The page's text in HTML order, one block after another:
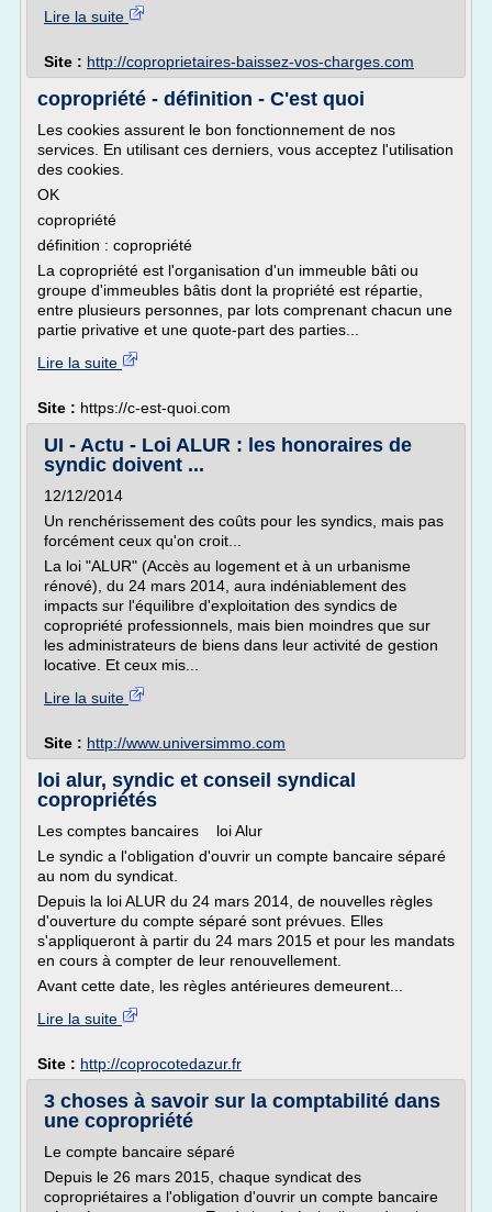
Lire la suite
Site : http://coproprietaires-baissez-vos-charges.com
copropriété - définition - C'est quoi
Les cookies assurent le bon fonctionnement de nos
services. En utilisant ces derniers, vous acceptez l'utilisation
des cookies.
OK
copropriété
définition : copropriété
La copropriété est l'organisation d'un immeuble bâti ou
groupe d'immeubles bâtis dont la propriété est répartie,
entre plusieurs personnes, par lots comprenant chacun une
partie privative et une quote-part des parties...
Lire la suite
Site : https://c-est-quoi.com
UI - Actu - Loi ALUR : les honoraires de
syndic doivent ...
12/12/2014
Un renchérissement des coûts pour les syndics, mais pas
forcément ceux qu'on croit...
La loi "ALUR" (Accès au logement et à un urbanisme
rénové), du 24 mars 2014, aura indéniablement des
impacts sur l'équilibre d'exploitation des syndics de
copropriété professionnels, mais bien moindres que sur
les administrateurs de biens dans leur activité de gestion
locative. Et ceux mis...
Lire la suite
Site : http://www.universimmo.com
loi alur, syndic et conseil syndical
copropriétés
Les comptes bancaires loi Alur
Le syndic a l'obligation d'ouvrir un compte bancaire séparé
au nom du syndicat.
Depuis la loi ALUR du 24 mars 2014, de nouvelles règles
d'ouverture du compte séparé sont prévues. Elles
s'appliqueront à partir du 24 mars 2015 et pour les mandats
en cours à compter de leur renouvellement.
Avant cette date, les règles antérieures demeurent...
Lire la suite
Site : http://coprocotedazur.fr
3 choses à savoir sur la comptabilité dans
une copropriété
Le compte bancaire séparé
Depuis le 26 mars 2015, chaque syndicat des
copropriétaires a l'obligation d'ouvrir un compte bancaire